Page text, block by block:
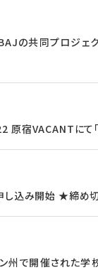
の共同プロジェ
原宿VACANTにて
し込み開始 ★締め
ン州で開催された